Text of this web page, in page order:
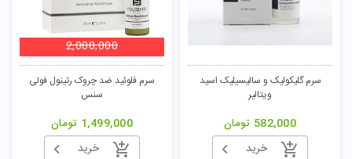
سرم گلیکولیک و سالیسیلیک اسید
ویتالیر
582,000 تومان
خرید
سرم فلوئید ضد چروک رتینول فولی
سنس
2,000,000
1,499,000 تومان
خرید